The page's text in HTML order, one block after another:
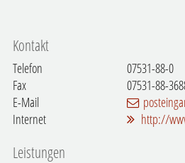
Kontakt
Telefon
07531-88-0
Fax
07531-88-
E-Mail
Internet
http://
Leistungen